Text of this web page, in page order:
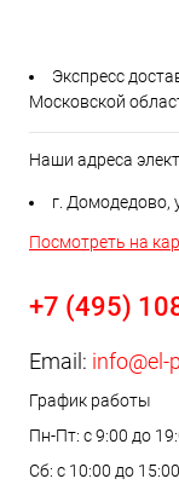
Экспресс
Московской
Наши адреса
г. Домодедово,
Посмотреть на
+7 (495)
Email: info@el-
График работы
Пн-Пт: с 9:00 до
Сб: с 10:00 до 15:00